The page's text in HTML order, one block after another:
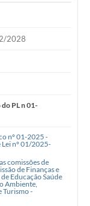
2028
PL n 01-
nº 01-2025 -
Lei nº 01/2025-
comissões de
de Finanças e
Educação Saúde
Ambiente,
Turismo -